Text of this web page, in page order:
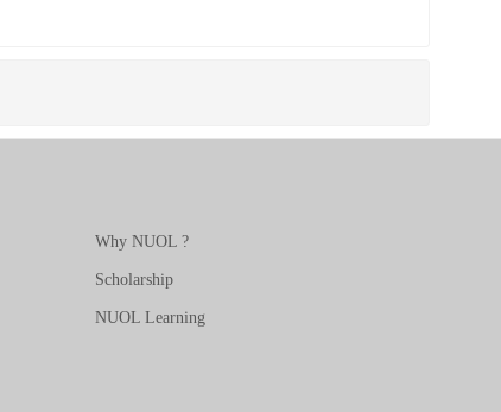
Why NUOL ?
Scholarship
NUOL Learning